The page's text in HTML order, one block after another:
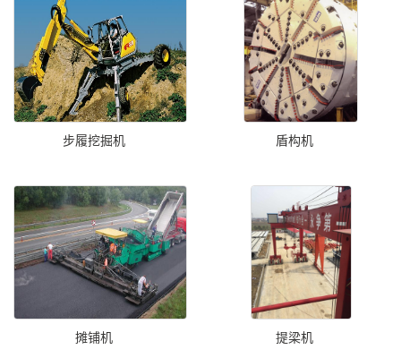
步履挖掘机 盾构机
摊铺机 提梁机